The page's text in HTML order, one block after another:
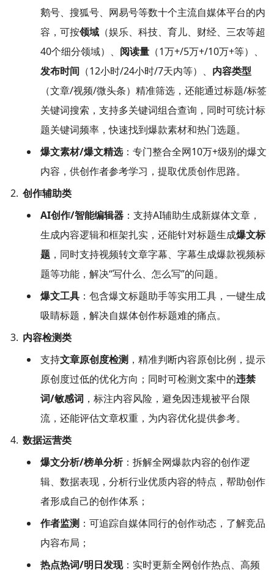
鹅号、搜狐号、网易号等数十个主流自媒体平台的内
容，可按领域（娱乐、科技、育儿、财经、三农等超
40个细分领域）、 阅读量（1万+/5万+/10万+等）、
发布时间 （12小时/24小时/7天内等）、 内容类型
（文章/视频/微头条）精准筛选，还能通过标题/标签
关键词搜索，支持多关键词组合查询，同时可统计标
题关键词频率，快速找到爆款素材和热门选题。
爆文素材/爆文精选：专门整合全网10万+级别的爆文
内容，供创作者参考学习，提取优质创作思路。
创作辅助类
AI创作/智能编辑器：支持AI辅助生成新媒体文章，
生成内容逻辑和框架扎实，还能针对标题生成爆文标
题，同时支持视频转文章字幕、字幕生成爆款视频标
题等功能，解决“写什么、怎么写”的问题。
爆文工具：包含爆文标题助手等实用工具，一键生成
吸睛标题，解决自媒体创作标题难的痛点。
内容检测类
支持文章原创度检测，精准判断内容原创比例，提示
原创度过低的优化方向；同时可检测文案中的违禁
词/敏感词 ，标注内容风险，避免因违规被平台限
流，还能评估文章权重，为内容优化提供参考。
数据运营类
爆文分析/榜单分析：拆解全网爆款内容的创作逻
辑、数据表现，分析行业优质内容的特点，帮助创作
者形成自己的创作体系；
作者监测：可追踪自媒体同行的创作动态，了解竞品
内容布局；
热点热词/明日发现：实时更新全网创作热点、高频